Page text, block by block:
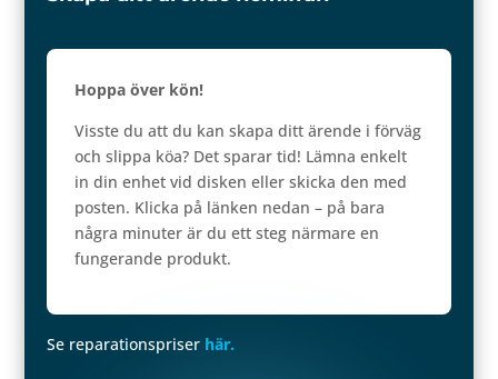
Hoppa över kön!
Visste du att du kan skapa ditt ärende i förväg
och slippa köa? Det sparar tid! Lämna enkelt
in din enhet vid disken eller skicka den med
posten. Klicka på länken nedan – på bara
några minuter är du ett steg närmare en
fungerande produkt.
Se reparationspriser här.